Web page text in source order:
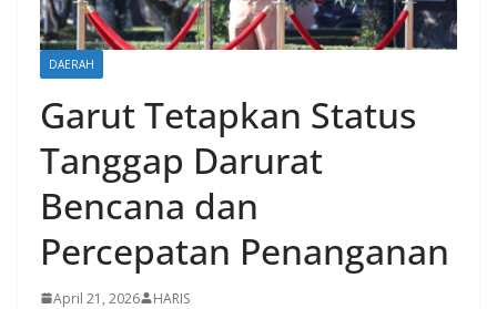
DAERAH
Garut Tetapkan Status
Tanggap Darurat
Bencana dan
Percepatan Penanganan
April 21, 2026 HARIS